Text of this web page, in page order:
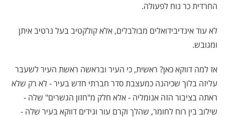
החרדית כר נוח לפעולה.
לא עוד אינדיבידואלים מבולבלים, אלא קולקטיב בעל נרטיב איתן
ומגובש.
אז למה דווקא כאן? ראשית, כי העיר ובראשה ראשת העיר לשעבר
עליזה בלוך שכיהנה כמעצבת סדר חברתי חדש בעיר - לא רק שלא
ראתה בציבור הזה אנומליה - אלא חלק מ"חזון הגשרים" שלה -
שילוב בין רוח לחומר, שהלך וקרם עור וגידים דווקא בעיר שלה -